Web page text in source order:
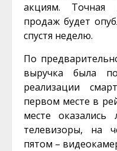
акциям. Точная
продаж будет
спустя неделю.
По
выручка была
реализации
первом месте в
месте
телевизоры, на
пятом –